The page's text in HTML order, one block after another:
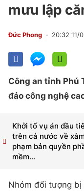
mưu lập
Đức Phong 20:32 11/
Công an tỉnh Phú
đảo công nghệ
Khởi tố vụ án đầu
trên cả nước về
phạm bản quyền
mềm...
Nhóm đối tượng